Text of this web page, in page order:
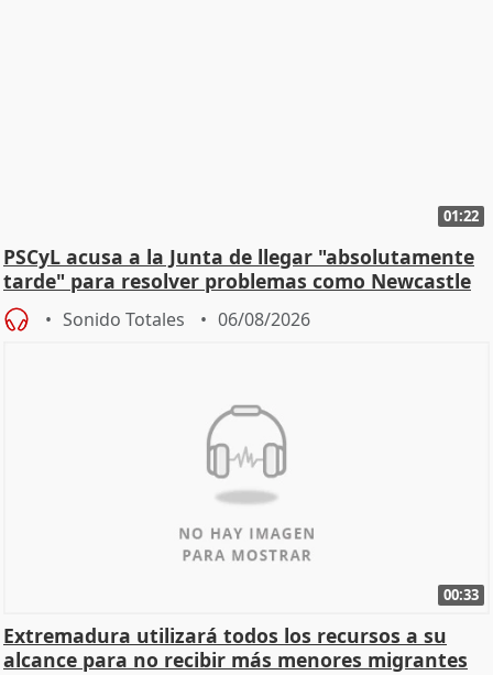
01:22
PSCyL acusa a la Junta de llegar "absolutamente
tarde" para resolver problemas como Newcastle
Sonido Totales 06/08/2026
00:33
Extremadura utilizará todos los recursos a su
alcance para no recibir más menores migrantes